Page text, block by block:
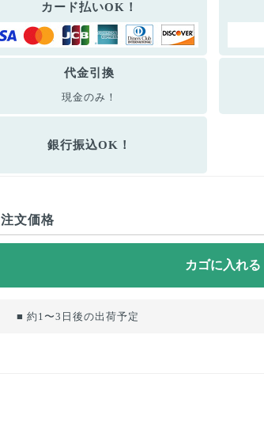
カード払いOK！
代金引換
現金のみ！
銀行振込OK！
注文価格
■ 約1〜3日後の出荷予定